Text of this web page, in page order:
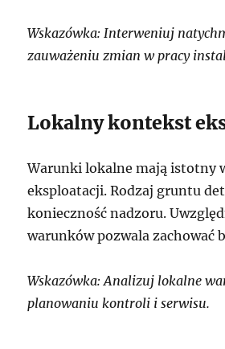
Wskazówka: Interweniuj
zauważeniu zmian w pracy
Lokalny kontekst
Warunki lokalne mają istotny
eksploatacji. Rodzaj gruntu
konieczność nadzoru.
warunków pozwala zachować
Wskazówka: Analizuj lokalne
planowaniu kontroli i serwisu.